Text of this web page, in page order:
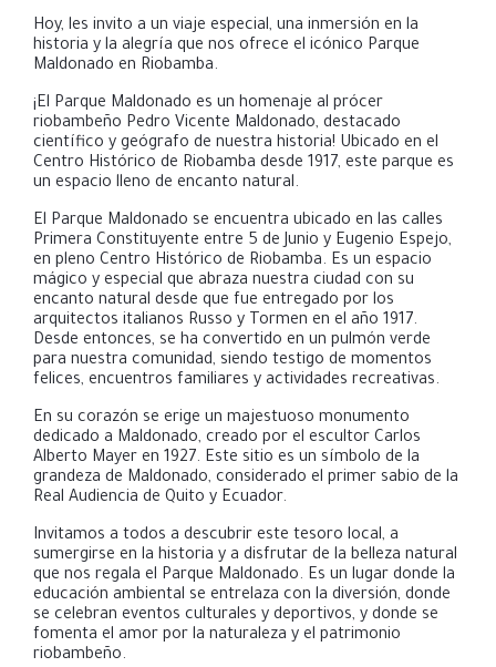
Hoy, les invito a un viaje especial, una inmersión en la
historia y la alegría que nos ofrece el icónico Parque
Maldonado en Riobamba.
¡El Parque Maldonado es un homenaje al prócer
riobambeño Pedro Vicente Maldonado, destacado
científico y geógrafo de nuestra historia! Ubicado en el
Centro Histórico de Riobamba desde 1917, este parque es
un espacio lleno de encanto natural.
El Parque Maldonado se encuentra ubicado en las calles
Primera Constituyente entre 5 de Junio y Eugenio Espejo,
en pleno Centro Histórico de Riobamba. Es un espacio
mágico y especial que abraza nuestra ciudad con su
encanto natural desde que fue entregado por los
arquitectos italianos Russo y Tormen en el año 1917.
Desde entonces, se ha convertido en un pulmón verde
para nuestra comunidad, siendo testigo de momentos
felices, encuentros familiares y actividades recreativas.
En su corazón se erige un majestuoso monumento
dedicado a Maldonado, creado por el escultor Carlos
Alberto Mayer en 1927. Este sitio es un símbolo de la
grandeza de Maldonado, considerado el primer sabio de la
Real Audiencia de Quito y Ecuador.
Invitamos a todos a descubrir este tesoro local, a
sumergirse en la historia y a disfrutar de la belleza natural
que nos regala el Parque Maldonado. Es un lugar donde la
educación ambiental se entrelaza con la diversión, donde
se celebran eventos culturales y deportivos, y donde se
fomenta el amor por la naturaleza y el patrimonio
riobambeño.